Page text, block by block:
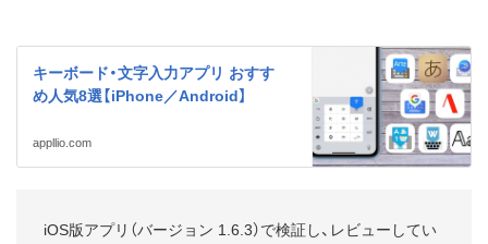
キーボード・文字入力アプリ おすす
め人気8選【iPhone／Android】
appllio.com
iOS版アプリ（バージョン 1.6.3）で検証し、レビューしてい